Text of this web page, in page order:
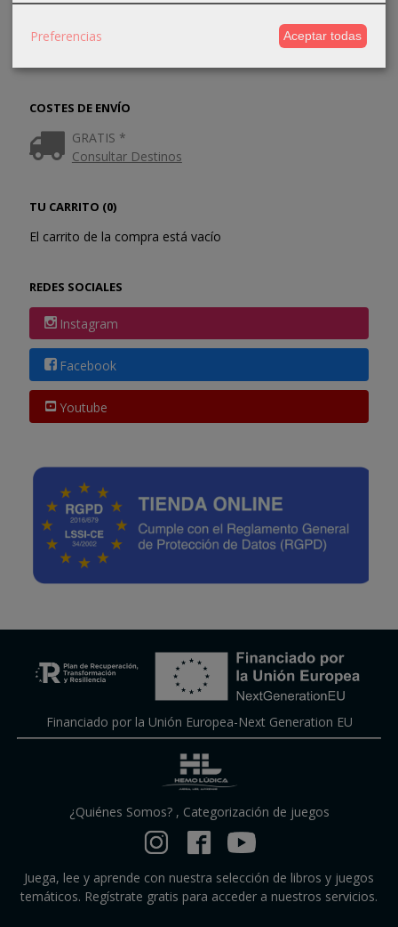
COSTES DE ENVÍO
GRATIS *
Consultar Destinos
TU CARRITO (0)
El carrito de la compra está vacío
REDES SOCIALES
Instagram
Facebook
Youtube
Financiado por la Unión Europea-Next Generation EU
¿Quiénes Somos?, Categorización de juegos
Juega, lee y aprende con nuestra selección de libros y juegos
temáticos. Regístrate gratis para acceder a nuestros servicios.
Preferencias Aceptar todas